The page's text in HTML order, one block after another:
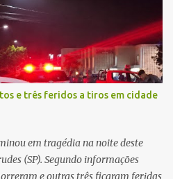
e três feridos a tiros em cidade
em tragédia na noite deste
(SP). Segundo informações
e outras três ficaram feridas